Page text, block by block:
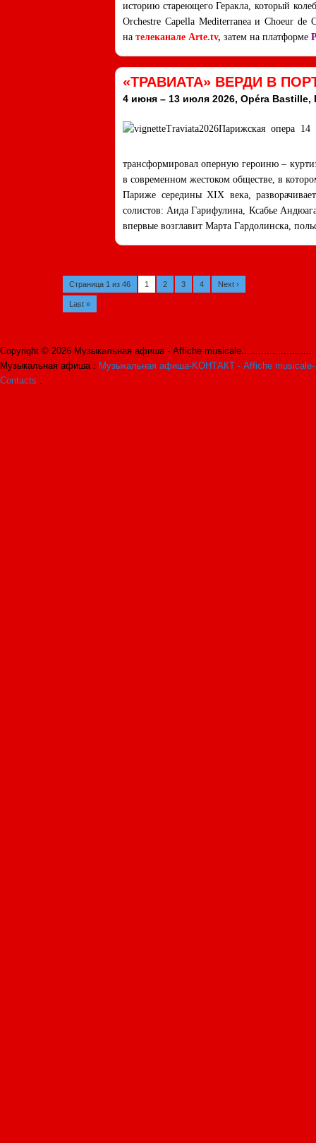
историю стареющего Геракла, который
Orchestre Capella Mediterranea и Choeur de
на телеканале Arte.tv, затем на платформе
«ТРАВИАТА» ВЕРДИ В
4 июня – 13 июля 2026, Opéra Bastille,
Парижская опера 14
трансформировал оперную героиню –
в современном жестоком обществе, в
Париже середины XIX века,
солистов: Аида Гарифулина, Ксабье
впервые возглавит Марта Гардолинска,
Страница 1 из 46 1 2 3 4 Next ›
Last »
Copyright © 2026 Музыкальная афиша - Affiche musicale.........................
Музыкальная афиша : Музыкальная афиша-KОНТАКТ - Affiche musicale-
Contacts .